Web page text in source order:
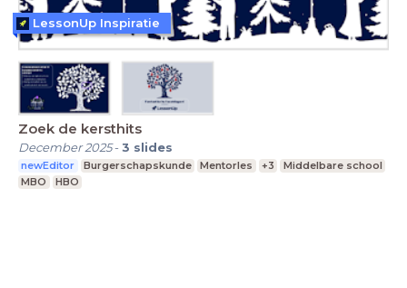
Zoek de kersthits
December 2025-3 slides
newEditor Burgerschapskunde Mentorles +3
Middelbare school
MBO
HBO
LessonUp Inspiratie